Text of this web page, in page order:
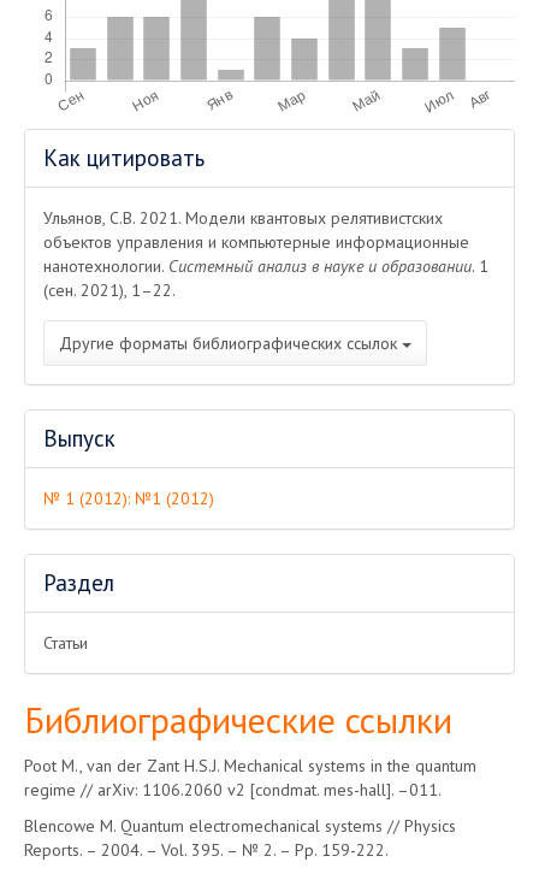
Информация
о статье
Как цитировать
Ульянов, С.В. 2021. Модели квантовых релятивистских
объектов управления и компьютерные информационные
нанотехнологии. Системный анализ в науке и образовании. 1
(сен. 2021), 1–22.
Другие форматы библиографических ссылок
Выпуск
№ 1 (2012): №1 (2012)
Раздел
Статьи
Библиографические ссылки
Poot M., van der Zant H.S.J. Mechanical systems in the quantum
regime // arXiv: 1106.2060 v2 [condmat. mes-hall]. –011.
Blencowe M. Quantum electromechanical systems // Physics
Reports. – 2004. – Vol. 395. – № 2. – Pp. 159-222.